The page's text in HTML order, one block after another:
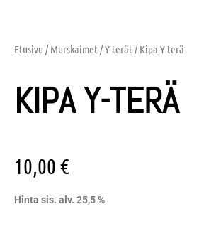
Etusivu /Murskaimet/Y-terät/ Kipa Y-terä
KIPA Y-TERÄ
10,00€
Hinta sis. alv. 25,5 %